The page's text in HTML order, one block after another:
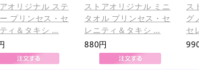
オリジナル ステ
プリンセス・セ
ィ＆タキシ …
ストアオリジナル ミニ
タオル プリンセス・セ
レニティ＆タキシ …
880円
ス
グ
セ